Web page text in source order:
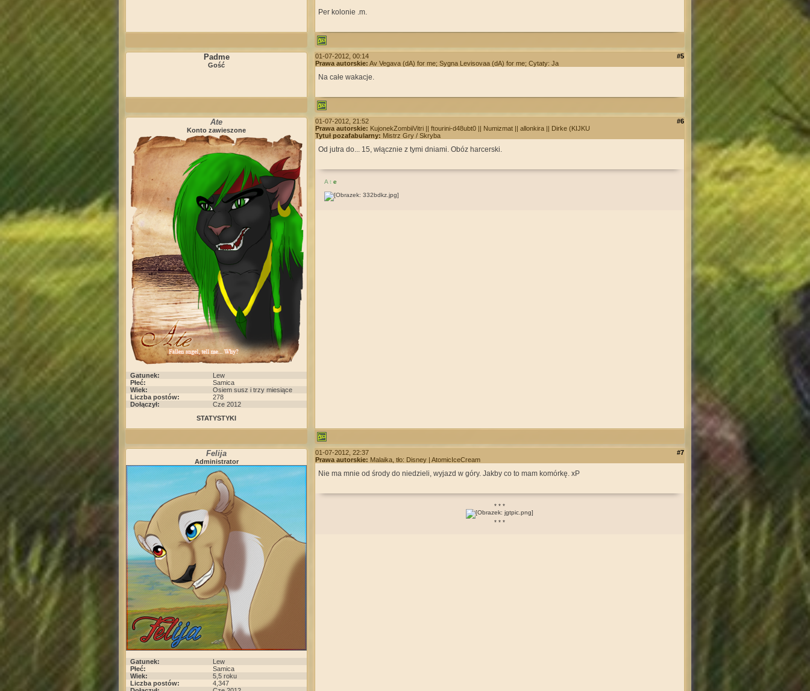
Per kolonie .m.
Padme
Gość
#5
01-07-2012, 00:14
Prawa autorskie: Av Vegava (dA) for me; Sygna Levisovaa (dA) for me; Cytaty: Ja
Na całe wakacje.
Ate
Konto zawieszone
Gatunek:
Lew
Płeć:
Samica
Wiek:
Osiem susz i trzy miesiące
Liczba postów:
278
Dołączył:
Cze 2012
STATYSTYKI
#6
01-07-2012, 21:52
Prawa autorskie: KujonekZombiiVitri || ftourini-d48ubt0 || Numizmat || allonkira || Dirke (KIJKU
Tytuł pozafabularny: Mistrz Gry / Skryba
Od jutra do... 15, włącznie z tymi dniami. Obóz harcerski.
A t e
Felija
Administrator
Gatunek:
Lew
Płeć:
Samica
Wiek:
5,5 roku
Liczba postów:
4,347
#7
01-07-2012, 22:37
Prawa autorskie: Malaika, tło: Disney | AtomicIceCream
Nie ma mnie od środy do niedzieli, wyjazd w góry. Jakby co to mam komórkę. xP
* * *
* * *